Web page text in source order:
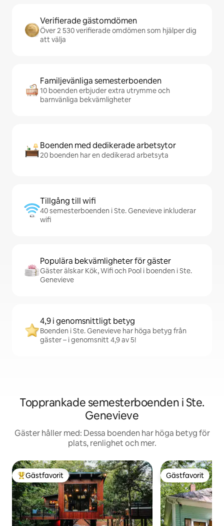
Verifierade gästomdömen
Över 2 530 verifierade omdömen som hjälper dig
att välja
Familjevänliga semesterboenden
10 boenden erbjuder extra utrymme och
barnvänliga bekvämligheter
Boenden med dedikerade arbetsytor
20 boenden har en dedikerad arbetsyta
Tillgång till wifi
40 semesterboenden i Ste. Genevieve inkluderar
wifi
Populära bekvämligheter för gäster
Gäster älskar Kök, Wifi och Pool i boenden i Ste.
Genevieve
4,9 i genomsnittligt betyg
Boenden i Ste. Genevieve har höga betyg från
gäster – i genomsnitt 4,9 av 5!
Topprankade semesterboenden i Ste.
Genevieve
Gäster håller med: Dessa boenden har höga betyg för
plats, renlighet och mer.
Populär gästfavorit
Gästfavorit Gästfavorit
Gästfavorit